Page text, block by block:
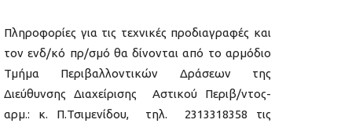
Πληροφορίες για τις τεχνικές προδιαγραφές και
τον ενδ/κό πρ/σμό θα δίνονται από το αρμόδιο
Τμήμα Περιβαλλοντικών Δράσεων της
Διεύθυνσης Διαχείρισης Αστικού Περιβ/ντος-
αρμ.: κ. Π.Τσιμενίδου, τηλ. 2313318358 τις